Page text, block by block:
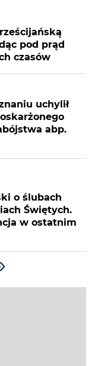
pod prąd
czasów
uchylił
abp.
o ślubach
Świętych.
w ostatnim